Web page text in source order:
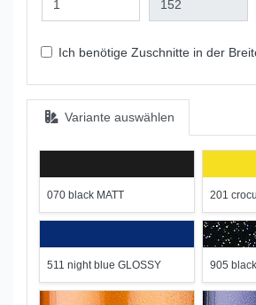
Ich benötige Zuschnitte in der
Variante auswählen
070 black MATT 201
511 night blue GLOSSY 905